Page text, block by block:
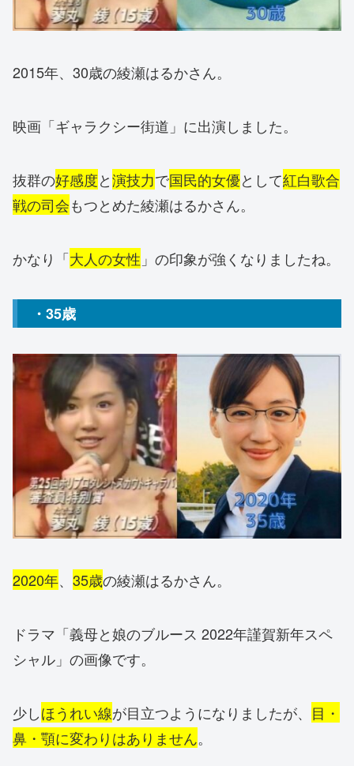
2015年、30歳の綾瀬はるかさん。
映画「ギャラクシー街道」に出演しました。
抜群の好感度と演技力で国民的女優として紅白歌合
戦の司会もつとめた綾瀬はるかさん。
かなり「大人の女性 」の印象が強くなりましたね。
・35歳
2020年、 35歳の綾瀬はるかさん。
ドラマ「義母と娘のブルース 2022年謹賀新年スペ
シャル」の画像です。
少しほうれい線が目立つようになりましたが、 目・
鼻・顎に変わりはありません。